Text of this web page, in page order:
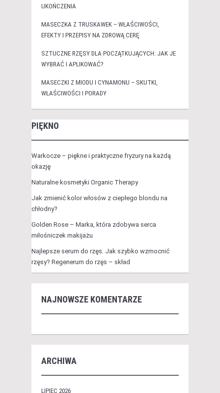
UKOŃCZENIA
MASECZKA Z TRUSKAWEK – WŁAŚCIWOŚCI,
EFEKTY I PRZEPISY NA ZDROWĄ CERĘ
SZTUCZNE RZĘSY DLA POCZĄTKUJĄCYCH: JAK JE
WYBRAĆ I APLIKOWAĆ?
MASECZKI Z MIODU I CYNAMONU – SKUTKI,
WŁAŚCIWOŚCI I PORADY
PIĘKNO
Warkocze – piękne i praktyczne fryzury na każdą
okazję
Naturalne kosmetyki Organic Therapy
Jak zmienić kolor włosów z ciepłego blondu na
chłodny?
Golden Rose – Marka, która zdobywa serca
miłośniczek makijażu
Najlepsze serum do rzęs. Jak szybko wzmocnić
rzęsy? Regenerum do rzęs – skład
NAJNOWSZE KOMENTARZE
ARCHIWA
LIPIEC 2026